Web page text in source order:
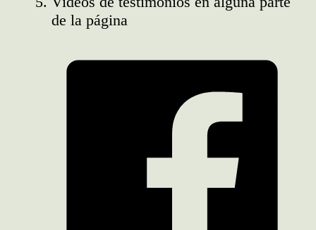
de la página